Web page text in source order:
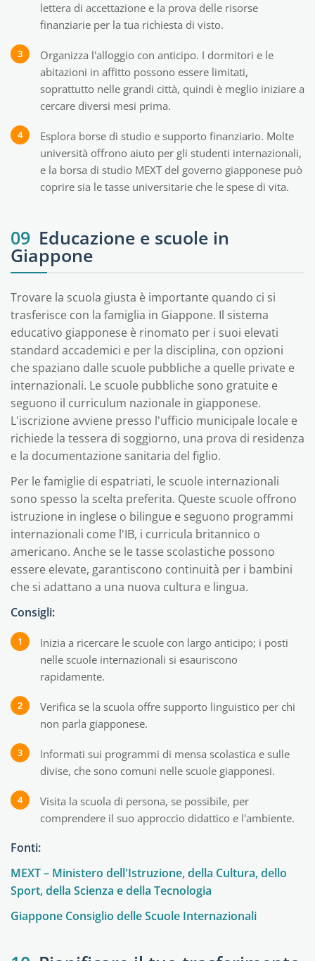
lettera di accettazione e la prova delle risorse
finanziarie per la tua richiesta di visto.
Organizza l'alloggio con anticipo. I dormitori e le
abitazioni in affitto possono essere limitati,
soprattutto nelle grandi città, quindi è meglio iniziare a
cercare diversi mesi prima.
Esplora borse di studio e supporto finanziario. Molte
università offrono aiuto per gli studenti internazionali,
e la borsa di studio MEXT del governo giapponese può
coprire sia le tasse universitarie che le spese di vita.
09 Educazione e scuole in
Giappone
Trovare la scuola giusta è importante quando ci si
trasferisce con la famiglia in Giappone. Il sistema
educativo giapponese è rinomato per i suoi elevati
standard accademici e per la disciplina, con opzioni
che spaziano dalle scuole pubbliche a quelle private e
internazionali. Le scuole pubbliche sono gratuite e
seguono il curriculum nazionale in giapponese.
L'iscrizione avviene presso l'ufficio municipale locale e
richiede la tessera di soggiorno, una prova di residenza
e la documentazione sanitaria del figlio.
Per le famiglie di espatriati, le scuole internazionali
sono spesso la scelta preferita. Queste scuole offrono
istruzione in inglese o bilingue e seguono programmi
internazionali come l'IB, i curricula britannico o
americano. Anche se le tasse scolastiche possono
essere elevate, garantiscono continuità per i bambini
che si adattano a una nuova cultura e lingua.
Consigli:
Inizia a ricercare le scuole con largo anticipo; i posti
nelle scuole internazionali si esauriscono
rapidamente.
Verifica se la scuola offre supporto linguistico per chi
non parla giapponese.
Informati sui programmi di mensa scolastica e sulle
divise, che sono comuni nelle scuole giapponesi.
Visita la scuola di persona, se possibile, per
comprendere il suo approccio didattico e l'ambiente.
Fonti:
MEXT – Ministero dell'Istruzione, della Cultura, dello
Sport, della Scienza e della Tecnologia
Giappone Consiglio delle Scuole Internazionali